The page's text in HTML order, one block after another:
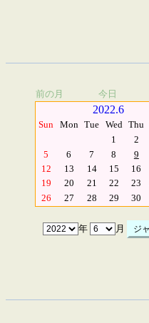
前の月 今日
2022.6
Sun Mon Tue Wed Thu
1
2
5
6 7 8 9
12
13 14 15 16
19
20 21 22 23
26
27 28 29 30
年 月